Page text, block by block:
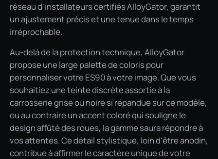
réseau d'installateurs certifiés AlloyGator, garantit
un ajustement précis et une tenue dans le temps
irréprochable.
Au-delà de la protection technique, AlloyGator
propose une large palette de coloris pour
personnaliser votre ES90 à votre image. Que vous
souhaitiez une teinte discrète assortie à la
carrosserie grise ou noire si répandue sur ce modèle,
ou au contraire un accent coloré qui souligne le
design affûté des roues, la gamme saura répondre à
vos attentes. Ce détail stylistique, loin d'être anodin,
contribue à affirmer le caractère unique de votre